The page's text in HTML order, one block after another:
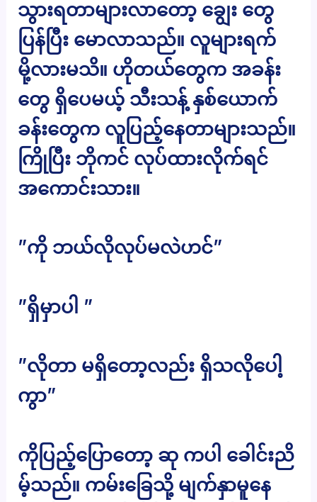
သွားရတာများလာတော့ ချွေး တွေ
ပြန်ပြီး မောလာသည်။ လူများရက်
မို့လားမသိ။ ဟိုတယ်တွေက အခန်း
တွေ ရှိပေမယ့် သီးသန့် နှစ်ယောက်
ခန်းတွေက လူပြည့်နေတာများသည်။
ကြိုပြီး ဘိုကင် လုပ်ထားလိုက်ရင်
အကောင်းသား။
”ကို ဘယ်လိုလုပ်မလဲဟင်”
”ရှိမှာပါ ”
”လိုတာ မရှိတော့လည်း ရှိသလိုပေါ့
ကွာ”
ကိုပြည့်ပြောတော့ ဆု ကပါ ခေါင်းညိ
မ့်သည်။ ကမ်းခြေသို့ မျက်နှာမူနေ